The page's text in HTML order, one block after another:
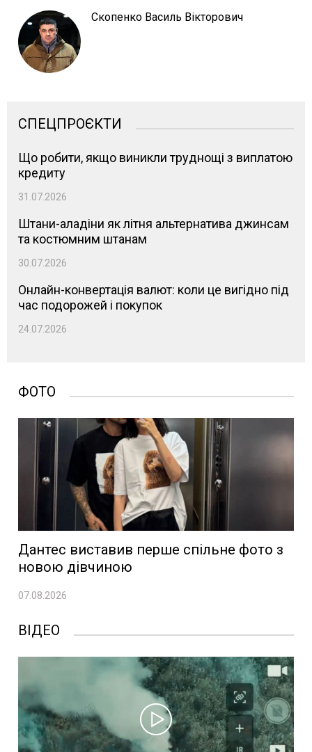
Скопенко Василь Вікторович
СПЕЦПРОЄКТИ
Що робити, якщо виникли труднощі з виплатою
кредиту
31.07.2026
Штани-аладіни як літня альтернатива джинсам
та костюмним штанам
30.07.2026
Онлайн-конвертація валют: коли це вигідно під
час подорожей і покупок
24.07.2026
ФОТО
Дантес виставив перше спільне фото з
новою дівчиною
07.08.2026
ВІДЕО